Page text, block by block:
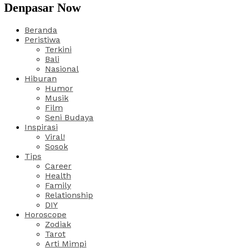
Denpasar Now
Beranda
Peristiwa
Terkini
Bali
Nasional
Hiburan
Humor
Musik
Film
Seni Budaya
Inspirasi
Viral!
Sosok
Tips
Career
Health
Family
Relationship
DIY
Horoscope
Zodiak
Tarot
Arti Mimpi